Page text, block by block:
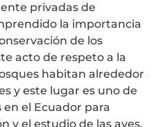
privadas de
la importancia
de los
acto de respeto a la
habitan alrededor
y este lugar es uno de
el Ecuador para
y el estudio de las aves,